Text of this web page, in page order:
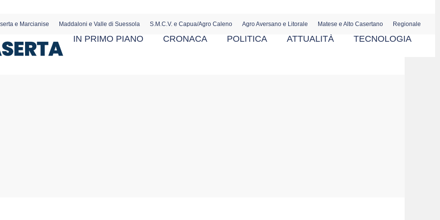
e Marcianise Maddaloni e Valle di Suessola S.M.C.V. e Capua/Agro Caleno Agro Aversano e Litorale Matese e Alto Casertano Regionale
IN PRIMO PIANO CRONACA POLITICA ATTUALITÀ TECNOLOGIA